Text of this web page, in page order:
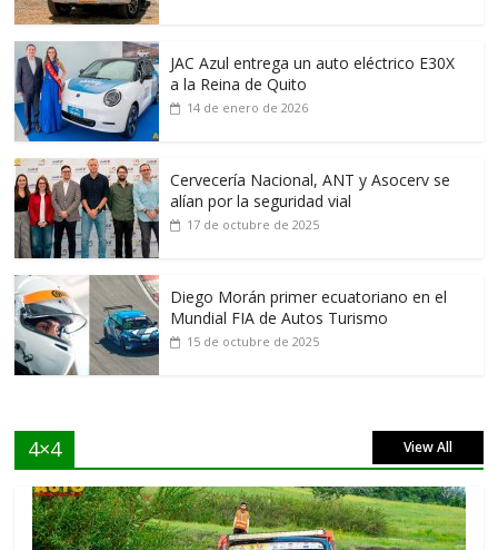
JAC Azul entrega un auto eléctrico E30X
a la Reina de Quito
14 de enero de 2026
Cervecería Nacional, ANT y Asocerv se
alían por la seguridad vial
17 de octubre de 2025
Diego Morán primer ecuatoriano en el
Mundial FIA de Autos Turismo
15 de octubre de 2025
4×4 View All